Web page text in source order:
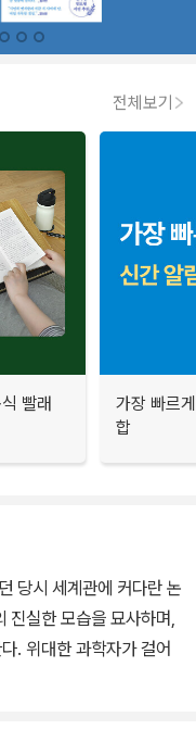
전체보기
빨래
가장 빠르
합
당시 세계관에 커다란 논
실한 모습을 묘사하며,
. 위대한 과학자가 걸어